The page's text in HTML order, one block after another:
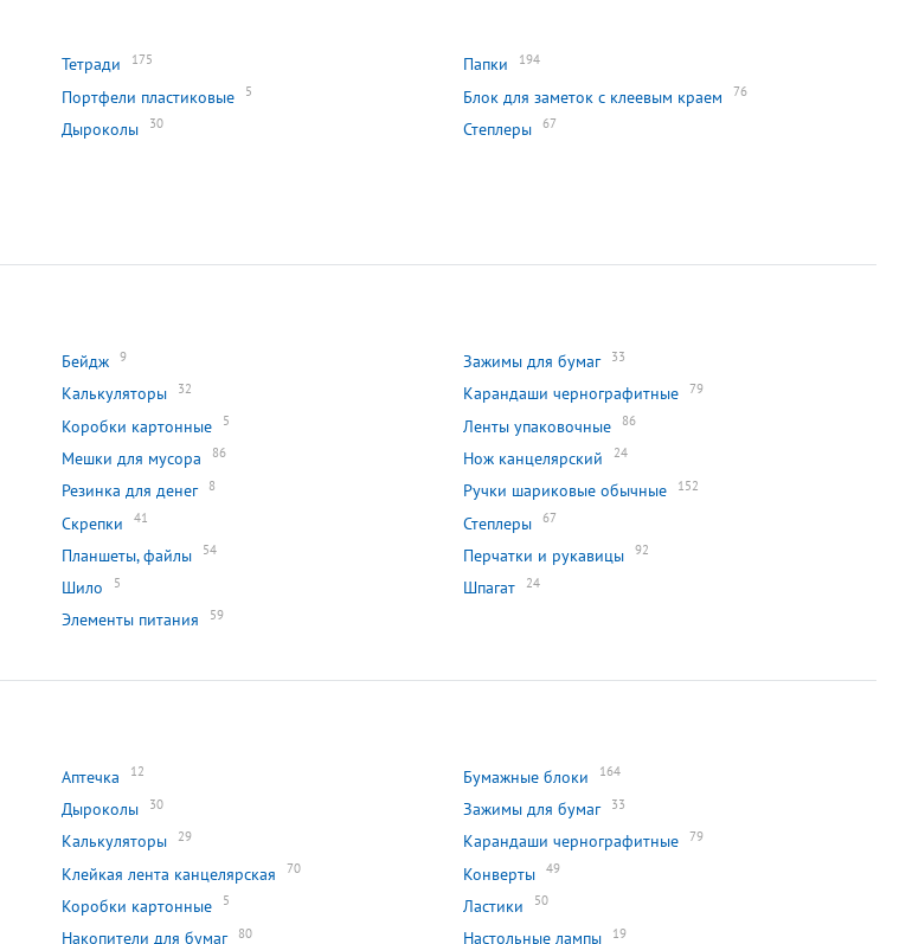
Тетради 175 Папки 194
Портфели пластиковые 5 Блок для заметок с клеевым краем 76
Дыроколы 30 Степлеры 67
Бейдж 9 Зажимы для бумаг 33
Калькуляторы 32 Карандаши чернографитные 79
Коробки картонные 5 Ленты упаковочные 86
Мешки для мусора 86 Нож канцелярский 24
Резинка для денег 8 Ручки шариковые обычные 152
Скрепки 41 Степлеры 67
Планшеты, файлы 54 Перчатки и рукавицы 92
Шило 5 Шпагат 24
Элементы питания 59
Аптечка 12 Бумажные блоки 164
Дыроколы 30 Зажимы для бумаг 33
Калькуляторы 29 Карандаши чернографитные 79
Клейкая лента канцелярская 70 Конверты 49
Коробки картонные 5 Ластики 50
Накопители для бумаг 80 Настольные лампы 19